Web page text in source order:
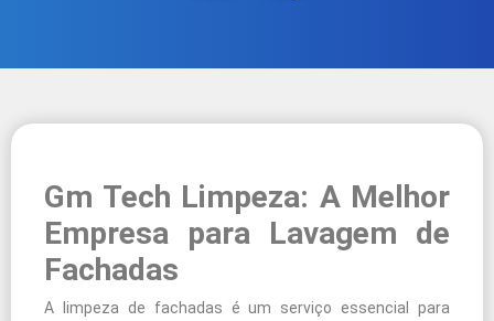
Gm Tech Limpeza: A Melhor
Empresa para Lavagem de
Fachadas
A limpeza de fachadas é um serviço essencial para